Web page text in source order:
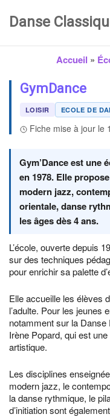
Danse
Accueil »
GymDance
LOISIR ECOLE DE
Fiche mise à jour le
Gym’Dance est une
en 1978. Elle
modern jazz,
orientale, danse
les âges dès 4 ans.
L’école, ouverte depuis
sur des techniques
pour enrichir sa palette
Elle accueille les élèves
l’adulte. Pour les jeunes
notamment sur la
Irène Popard, qui est
artistique.
Les disciplines
modern jazz, le
la danse rythmique, le
d’initiation sont